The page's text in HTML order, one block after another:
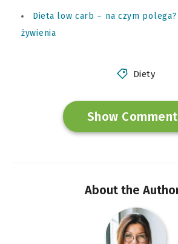
Dieta low carb – na czym
żywienia
Diety
Show
About the